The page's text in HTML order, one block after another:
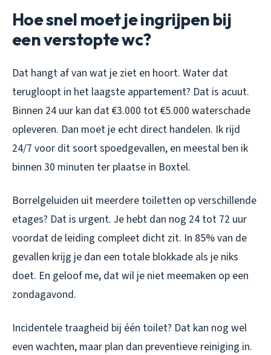
Hoe snel moet je ingrijpen bij
een verstopte wc?
Dat hangt af van wat je ziet en hoort. Water dat
terugloopt in het laagste appartement? Dat is acuut.
Binnen 24 uur kan dat €3.000 tot €5.000 waterschade
opleveren. Dan moet je echt direct handelen. Ik rijd
24/7 voor dit soort spoedgevallen, en meestal ben ik
binnen 30 minuten ter plaatse in Boxtel.
Borrelgeluiden uit meerdere toiletten op verschillende
etages? Dat is urgent. Je hebt dan nog 24 tot 72 uur
voordat de leiding compleet dicht zit. In 85% van de
gevallen krijg je dan een totale blokkade als je niks
doet. En geloof me, dat wil je niet meemaken op een
zondagavond.
Incidentele traagheid bij één toilet? Dat kan nog wel
even wachten, maar plan dan preventieve reiniging in.